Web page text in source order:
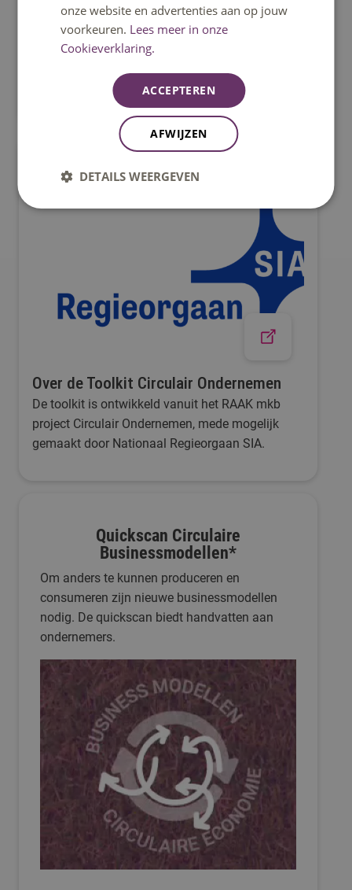
Marketing-strategieën
ondernemen strategie? En welke kies je dan?
Over de Toolkit Circulair Ondernemen
De toolkit is ontwikkeld vanuit het RAAK mkb
project Circulair Ondernemen, mede mogelijk
gemaakt door Nationaal Regieorgaan SIA.
Quickscan Circulaire
Businessmodellen*
Om anders te kunnen produceren en
consumeren zijn nieuwe businessmodellen
nodig. De quickscan biedt handvatten aan
ondernemers.
onze website en advertenties aan op jouw
voorkeuren. Lees meer in onze
Cookieverklaring.
ACCEPTEREN
AFWIJZEN
DETAILS WEERGEVEN